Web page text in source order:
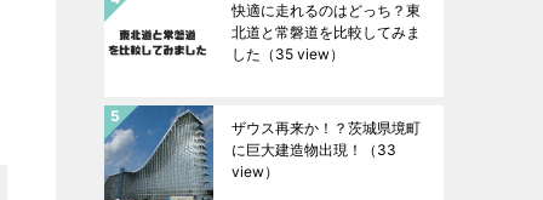
快適に走れるのはどっち？東
北道と常磐道を比較してみま
した （35 view）
ザウス再来か！？茨城県境町
に巨大建造物出現！
（33
view）